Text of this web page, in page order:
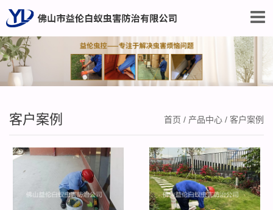
客户案例 首页 / 产品中心 / 客户案例